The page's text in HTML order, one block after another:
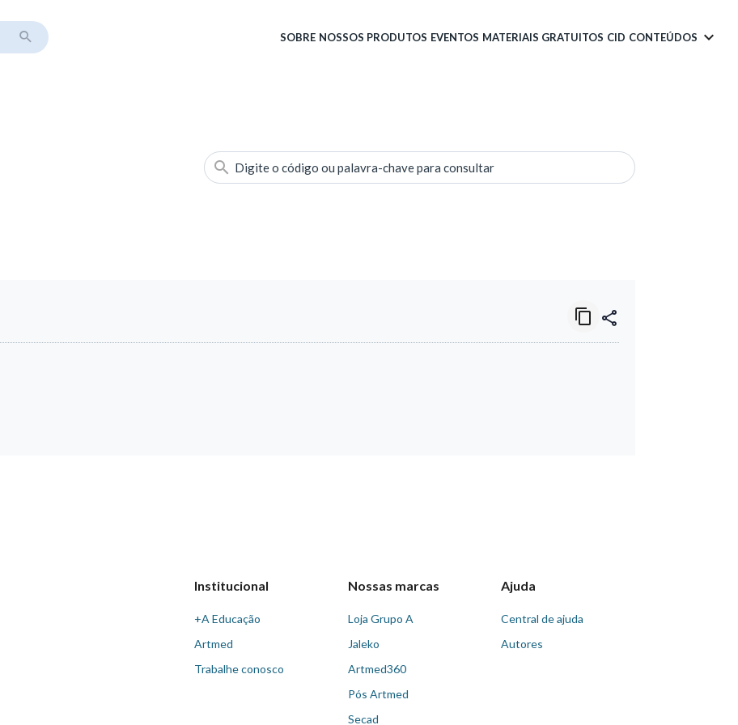
SOBRE NOSSOS PRODUTOS EVENTOS MATERIAIS GRATUITOS CID CONTEÚDOS
Digite o código ou palavra-chave para consultar
Institucional
+A Educação
Artmed
Trabalhe conosco
Nossas marcas
Loja Grupo A
Jaleko
Artmed360
Pós Artmed
Secad
Ajuda
Central de ajuda
Autores